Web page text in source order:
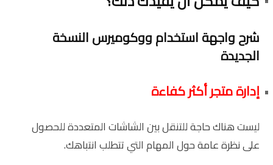
شرح واجهة استخدام ووكوميرس النسخة
الجديدة
إدارة متجر أكثر كفاءة
ليست هناك حاجة للتنقل بين الشاشات المتعددة للحصول
على نظرة عامة حول المهام التي تتطلب انتباهك.